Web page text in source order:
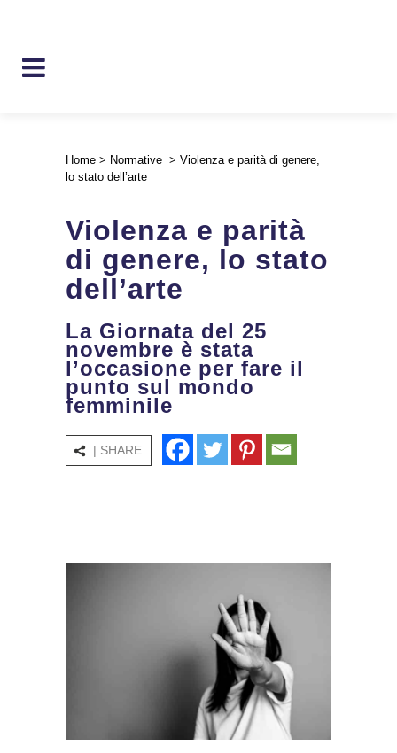
Home > Normative > Violenza e parità di genere,
lo stato dell’arte
Violenza e parità
di genere, lo stato
dell’arte
La Giornata del 25
novembre è stata
l’occasione per fare il
punto sul mondo
femminile
| SHARE